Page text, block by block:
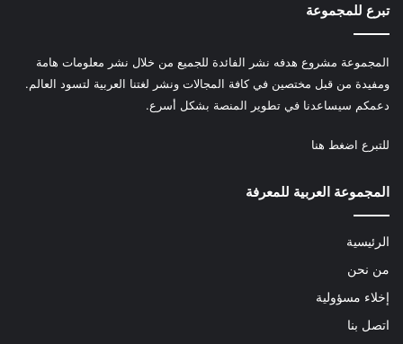
تبرع للمجموعة
المجموعة مشروع هدفه نشر الفائدة للجميع من خلال نشر معلومات هامة
ومفيدة من قبل مختصين في كافة المجالات ونشر لغتنا العربية لتسود العالم.
دعمكم سيساعدنا في تطوير المنصة بشكل أسرع.
للتبرع اضغط هنا
المجموعة العربية للمعرفة
الرئيسية
من نحن
إخلاء مسؤولية
اتصل بنا